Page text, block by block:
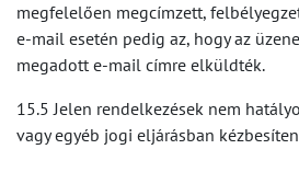
megfelelően megcímzett,
e-mail esetén pedig az, hogy az
megadott e-mail címre elküldték.
15.5 Jelen rendelkezések nem
vagy egyéb jogi eljárásban